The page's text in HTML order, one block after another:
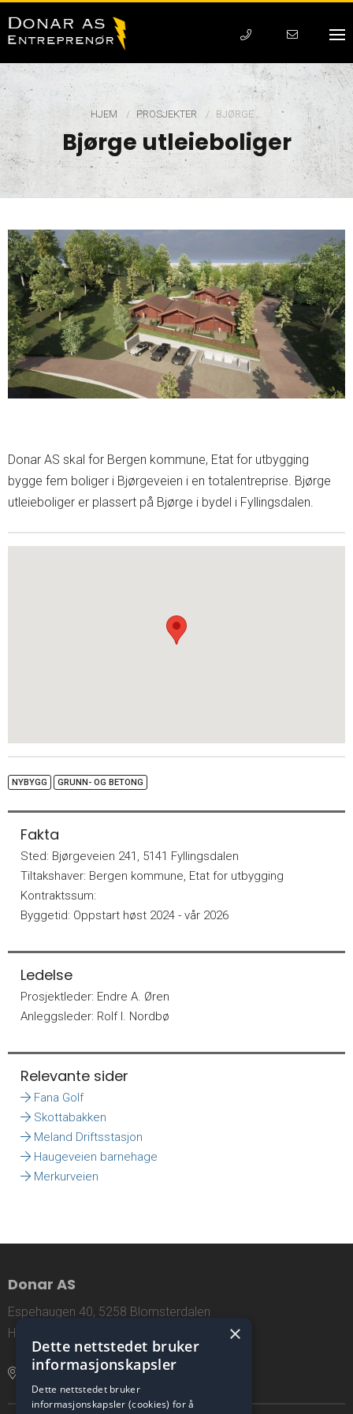
HJEM PROSJEKTER CURRENT:
BJØRGE …
Bjørge utleieboliger
Donar AS skal for Bergen kommune, Etat for utbygging
bygge fem boliger i Bjørgeveien i en totalentreprise. Bjørge
utleieboliger er plassert på Bjørge i bydel i Fyllingsdalen.
NYBYGG GRUNN- OG BETONG
Fakta
Sted: Bjørgeveien 241, 5141 Fyllingsdalen
Tiltakshaver: Bergen kommune, Etat for utbygging
Kontraktssum:
Byggetid: Oppstart høst 2024 - vår 2026
Ledelse
Prosjektleder: Endre A. Øren
Anleggsleder: Rolf I. Nordbø
Relevante sider
Fana Golf
Skottabakken
Meland Driftsstasjon
Haugeveien barnehage
Merkurveien
Donar AS
Espehaugen 40, 5258 Blomsterdalen
Hordaland, Norway
Åpne lokasjon i Google Maps
×
Dette nettstedet bruker
informasjonskapsler
Dette nettstedet bruker
informasjonskapsler (cookies) for å